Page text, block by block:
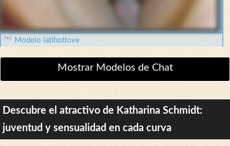
Modelo latihotlove
Mostrar Modelos de Chat
Descubre el atractivo de Katharina Schmidt:
juventud y sensualidad en cada curva